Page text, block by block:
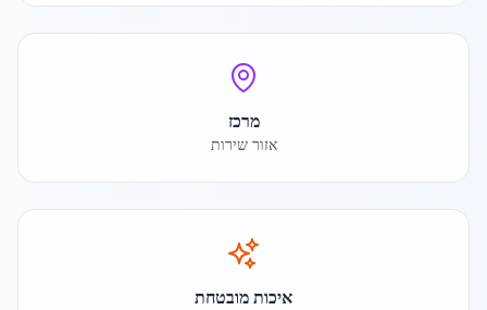
מרכז
אזור שירות
איכות מובטחת